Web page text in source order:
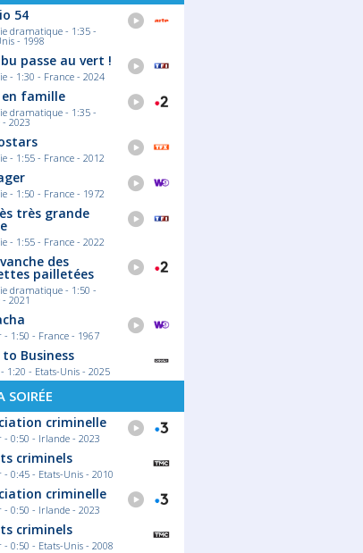
54
dramatique - 1:35 -
- 1998
passe au vert !
- 1:30 - France - 2024
famille
dramatique - 1:35 -
- 2023
- 1:55 - France - 2012
- 1:50 - France - 1972
très grande
- 1:55 - France - 2022
des
pailletées
dramatique - 1:50 -
2021
- 1:50 - France - 1967
to Business
1:20 - Etats-Unis - 2025
SOIRÉE
criminelle
- 0:50 - Irlande - 2023
criminels
- 0:45 - Etats-Unis - 2010
criminelle
- 0:50 - Irlande - 2023
criminels
- 0:50 - Etats-Unis - 2008